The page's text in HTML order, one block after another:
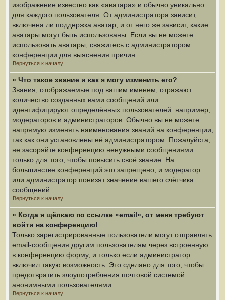
изображение известно как «аватара» и обычно уникально
для каждого пользователя. От администратора зависит,
включена ли поддержка аватар, и от него же зависит, какие
аватары могут быть использованы. Если вы не можете
использовать аватары, свяжитесь с администратором
конференции для выяснения причин.
Вернуться к началу
» Что такое звание и как я могу изменить его?
Звания, отображаемые под вашим именем, отражают
количество созданных вами сообщений или
идентифицируют определённых пользователей: например,
модераторов и администраторов. Обычно вы не можете
напрямую изменять наименования званий на конференции,
так как они установлены её администратором. Пожалуйста,
не засоряйте конференцию ненужными сообщениями
только для того, чтобы повысить своё звание. На
большинстве конференций это запрещено, и модератор
или администратор понизят значение вашего счётчика
сообщений.
Вернуться к началу
» Когда я щёлкаю по ссылке «email», от меня требуют
войти на конференцию!
Только зарегистрированные пользователи могут отправлять
email-сообщения другим пользователям через встроенную
в конференцию форму, и только если администратор
включил такую возможность. Это сделано для того, чтобы
предотвратить злоупотребления почтовой системой
анонимными пользователями.
Вернуться к началу